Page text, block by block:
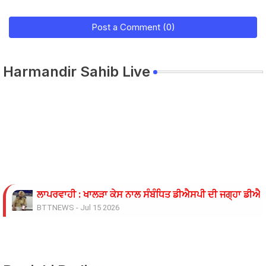
Post a Comment (0)
Harmandir Sahib Live
ਲਾਪਰਵਾਹੀ : ਖਾਲੜਾ ਕੇਸ ਨਾਲ ਸੰਬੰਧਿਤ ਡੀਐਸਪੀ ਦੀ ਜਗ੍ਹਾ
BTTNEWS - Jul 15 2026